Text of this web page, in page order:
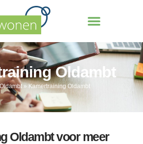
Oldambt
Oldambt»Kamertraining Oldambt
Oldambt voor meer